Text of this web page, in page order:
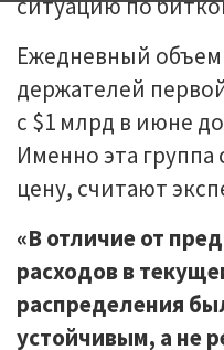
Ежедневный
держателей
с $1 млрд в июне
Именно эта группа
цену, считают
«В отличие от
расходов в
распределения
устойчивым, а не